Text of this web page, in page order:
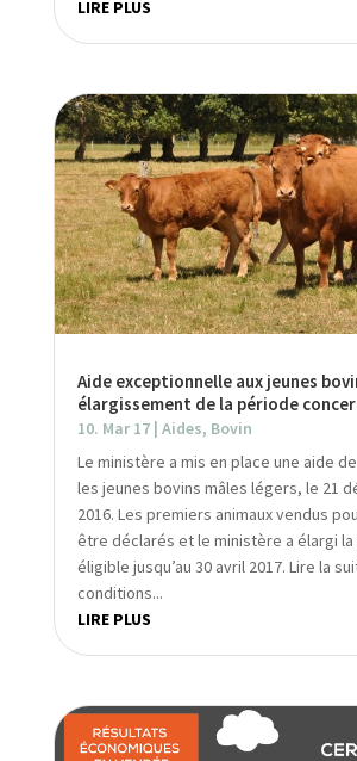
LIRE PLUS
Aide exceptionnelle aux jeunes
élargissement de la période
10. Mar 17| Aides, Bovin
Le ministère a mis en place une aide
les jeunes bovins mâles légers, le 21
2016. Les premiers animaux vendus
être déclarés et le ministère a élargi
éligible jusqu’au 30 avril 2017. Lire la
conditions...
LIRE PLUS